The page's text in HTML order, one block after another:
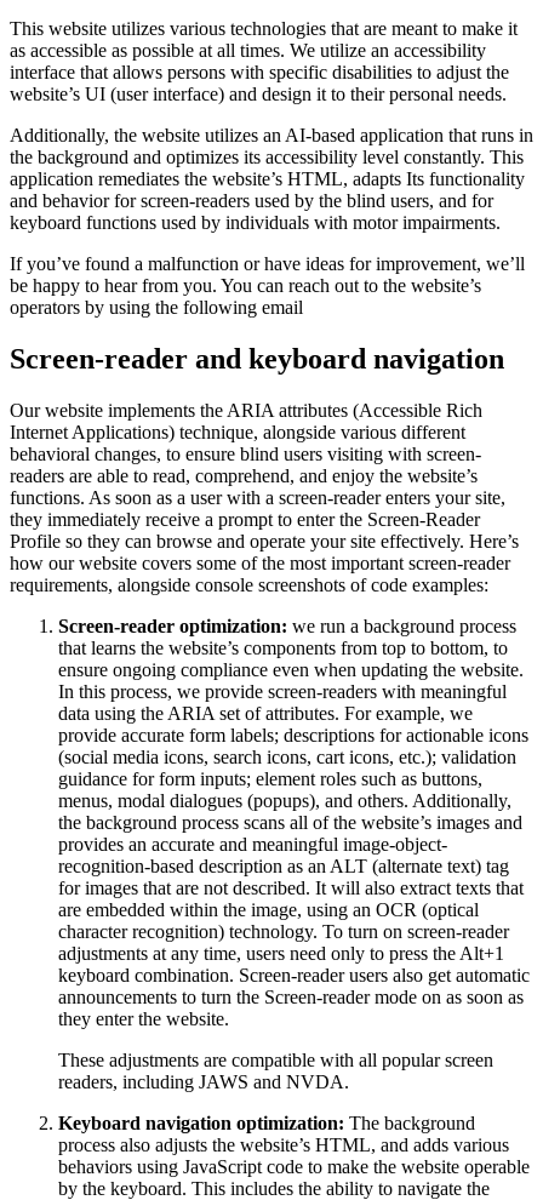
This website utilizes various technologies that are meant to make it
as accessible as possible at all times. We utilize an accessibility
interface that allows persons with specific disabilities to adjust the
website’s UI (user interface) and design it to their personal needs.
Additionally, the website utilizes an AI-based application that runs in
the background and optimizes its accessibility level constantly. This
application remediates the website’s HTML, adapts Its functionality
and behavior for screen-readers used by the blind users, and for
keyboard functions used by individuals with motor impairments.
If you’ve found a malfunction or have ideas for improvement, we’ll
be happy to hear from you. You can reach out to the website’s
operators by using the following email
Screen-reader and keyboard navigation
Our website implements the ARIA attributes (Accessible Rich
Internet Applications) technique, alongside various different
behavioral changes, to ensure blind users visiting with screen-
readers are able to read, comprehend, and enjoy the website’s
functions. As soon as a user with a screen-reader enters your site,
they immediately receive a prompt to enter the Screen-Reader
Profile so they can browse and operate your site effectively. Here’s
how our website covers some of the most important screen-reader
requirements, alongside console screenshots of code examples:
Screen-reader optimization: we run a background process
that learns the website’s components from top to bottom, to
ensure ongoing compliance even when updating the website.
In this process, we provide screen-readers with meaningful
data using the ARIA set of attributes. For example, we
provide accurate form labels; descriptions for actionable icons
(social media icons, search icons, cart icons, etc.); validation
guidance for form inputs; element roles such as buttons,
menus, modal dialogues (popups), and others. Additionally,
the background process scans all of the website’s images and
provides an accurate and meaningful image-object-
recognition-based description as an ALT (alternate text) tag
for images that are not described. It will also extract texts that
are embedded within the image, using an OCR (optical
character recognition) technology. To turn on screen-reader
adjustments at any time, users need only to press the Alt+1
keyboard combination. Screen-reader users also get automatic
announcements to turn the Screen-reader mode on as soon as
they enter the website.
These adjustments are compatible with all popular screen
readers, including JAWS and NVDA.
Keyboard navigation optimization: The background
process also adjusts the website’s HTML, and adds various
behaviors using JavaScript code to make the website operable
by the keyboard. This includes the ability to navigate the